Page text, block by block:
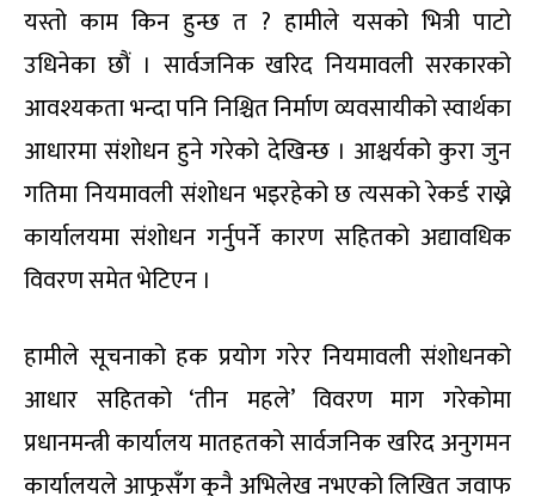
यस्तो काम किन हुन्छ त ? हामीले यसको भित्री पाटो
उधिनेका छौं । सार्वजनिक खरिद नियमावली सरकारको
आवश्यकता भन्दा पनि निश्चित निर्माण व्यवसायीको स्वार्थका
आधारमा संशोधन हुने गरेको देखिन्छ । आश्चर्यको कुरा जुन
गतिमा नियमावली संशोधन भइरहेको छ त्यसको रेकर्ड राख्ने
कार्यालयमा संशोधन गर्नुपर्ने कारण सहितको अद्यावधिक
विवरण समेत भेटिएन ।
हामीले सूचनाको हक प्रयोग गरेर नियमावली संशोधनको
आधार सहितको ‘तीन महले’ विवरण माग गरेकोमा
प्रधानमन्त्री कार्यालय मातहतको सार्वजनिक खरिद अनुगमन
कार्यालयले आफूसँग कुनै अभिलेख नभएको लिखित जवाफ